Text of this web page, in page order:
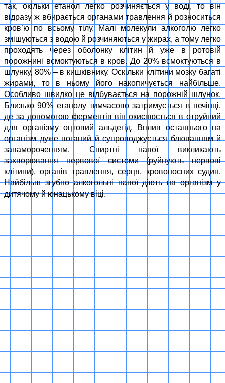
так, окільки етанол легко розчиняється у воді, то він
відразу ж вбирається органами травлення й розноситься
кров’ю по всьому тілу. Малі молекули алкоголю легко
змішуються з водою й розчиняються у жирах, а тому легко
проходять через оболонку клітин й уже в ротовій
порожнині всмоктуються в кров. До 20% всмоктуються в
шлунку, 80% – в кишківнику. Оскільки клітини мозку багаті
жирами, то в ньому його накопичується найбільше.
Особливо швидко це відбувається на порожній шлунок.
Близько 90% етанолу тимчасово затримується в печінці,
де за допомогою ферментів він окиснюється в отруйний
для організму оцтовий альдегід. Вплив останнього на
організм дуже поганий й супроводжується блюванням й
запамороченням. Спиртні напої викликають
захворювання нервової системи (руйнують нервові
клітини), органів травлення, серця, кровоносних судин.
Найбільш згубно алкогольні напої діють на організм у
дитячому й юнацькому віці.